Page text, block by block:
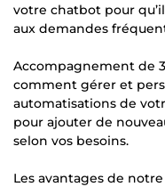
votre chatbot pour
aux demandes
Accompagnement de
comment gérer et
automatisations de
pour ajouter de
selon vos besoins.
Les avantages de